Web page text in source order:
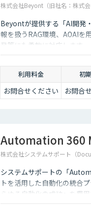
株式会社Beyont（旧社名：株式会
Beyontが提供する「AI開発
報を扱うRAG環境、AOAIを
発等にも柔軟に対応します。
利用料金 初
お問合せください お問合
Automation 360
株式会社システムサポート（
システムサポートの「
トを活用した自動化の統合
らゆる自動化の成功』を費